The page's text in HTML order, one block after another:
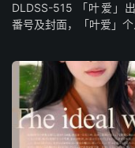
DLDSS-515 「叶爱」
番号及封面，「叶爱」